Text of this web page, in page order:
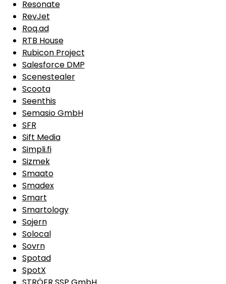
Resonate
RevJet
Roq.ad
RTB House
Rubicon Project
Salesforce DMP
Scenestealer
Scoota
Seenthis
Semasio GmbH
SFR
Sift Media
Simpli.fi
Sizmek
Smaato
Smadex
Smart
Smartology
Sojern
Solocal
Sovrn
Spotad
SpotX